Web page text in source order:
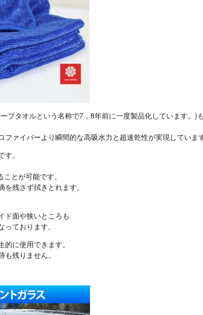
プタオルという名称で7，8年前に一度製品化しています。)
ァイバーより瞬間的な高吸水力と超速乾性が実現しています
。
とが可能です。
残さず拭きとれます。
ド面や狭いところも
ております。
に使用できます。
残りません。